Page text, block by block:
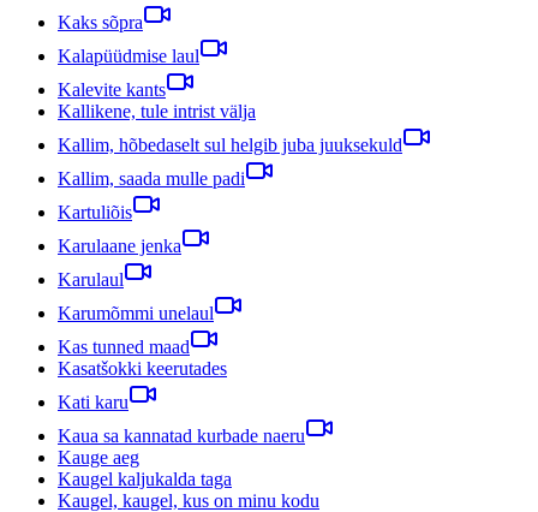
Kaks sõpra
Kalapüüdmise laul
Kalevite kants
Kallikene, tule intrist välja
Kallim, hõbedaselt sul helgib juba juuksekuld
Kallim, saada mulle padi
Kartuliõis
Karulaane jenka
Karulaul
Karumõmmi unelaul
Kas tunned maad
Kasatšokki keerutades
Kati karu
Kaua sa kannatad kurbade naeru
Kauge aeg
Kaugel kaljukalda taga
Kaugel, kaugel, kus on minu kodu